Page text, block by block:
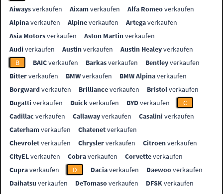
Aiwaysverkaufen Aixamverkaufen Alfa Romeoverkaufen
Alpinaverkaufen Alpineverkaufen Artegaverkaufen
Asia Motorsverkaufen Aston Martinverkaufen
Audi verkaufen Austinverkaufen Austin Healeyverkaufen
B
BAICverkaufen Barkasverkaufen Bentleyverkaufen
Bitterverkaufen BMWverkaufen BMW Alpinaverkaufen
Borgwardverkaufen Brillianceverkaufen Bristolverkaufen
Bugatti verkaufen Buickverkaufen BYDverkaufen
C
Cadillac verkaufen Callawayverkaufen Casalini verkaufen
Caterhamverkaufen Chatenetverkaufen
Chevroletverkaufen Chryslerverkaufen Citroenverkaufen
CityELverkaufen Cobraverkaufen Corvetteverkaufen
Cupraverkaufen D Daciaverkaufen Daewooverkaufen
Daihatsu verkaufen DeTomasoverkaufen DFSKverkaufen